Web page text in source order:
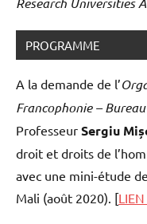
PROGRAMME
A la demande de l’
Francophonie –
Professeur Sergiu
droit et droits de
avec une mini-étude
Mali (août 2020). [